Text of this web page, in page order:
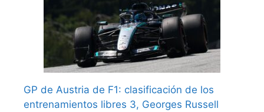
GP de Austria de F1: clasificación de los
entrenamientos libres 3, Georges Russell